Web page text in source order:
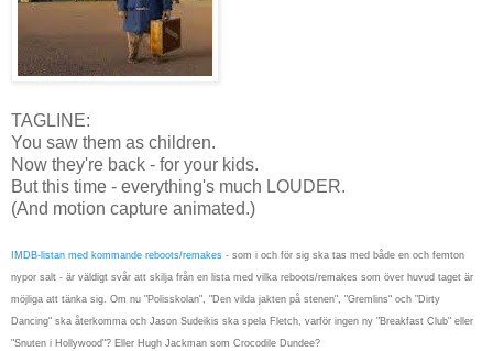
TAGLINE:
You saw them as children.
Now they're back - for your kids.
But this time - everything's much LOUDER.
(And motion capture animated.)
IMDB-listan med kommande reboots/remakes - som i och för sig ska tas med både en och femton
nypor salt - är väldigt svår att skilja från en lista med vilka reboots/remakes som över huvud taget är
möjliga att tänka sig. Om nu "Polisskolan", "Den vilda jakten på stenen", "Gremlins" och "Dirty
Dancing" ska återkomma och Jason Sudeikis ska spela Fletch, varför ingen ny "Breakfast Club" eller
"Snuten i Hollywood"? Eller Hugh Jackman som Crocodile Dundee?